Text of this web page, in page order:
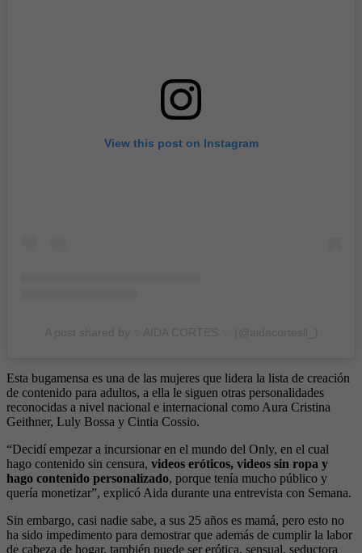
View this post on Instagram
Esta bugamensa es una de las mujeres que lidera la lista de creación
de contenido para adultos, a ella le siguen otras personalidades
reconocidas a nivel nacional e internacional como Aura Cristina
Geithner, Luly Bossa y Cintia Cossio.
“Decidí empezar a incursionar en el mundo del Only, en el cual
hago contenido sin censura, videos eróticos, videos sin ropa y
hago contenido personalizado, porque tenía mucho público y
quería monetizar”, explicó Aida durante una entrevista con Semana.
Sin embargo, casi nadie sabe, a sus 25 años es mamá, pero esto no
ha sido impedimento para demostrar que además de cumplir la labor
de cabeza de hogar, también puede ser erótica, sensual, seductora